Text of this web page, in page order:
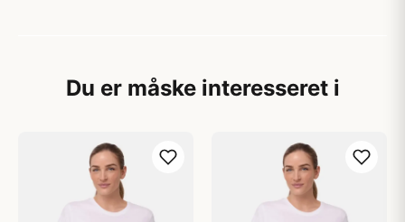
Du er måske interesseret i